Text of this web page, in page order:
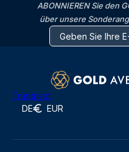
ABONNIEREN Sie den
über unsere
Trustpilot
DE EUR